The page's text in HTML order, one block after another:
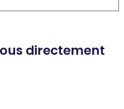
directement